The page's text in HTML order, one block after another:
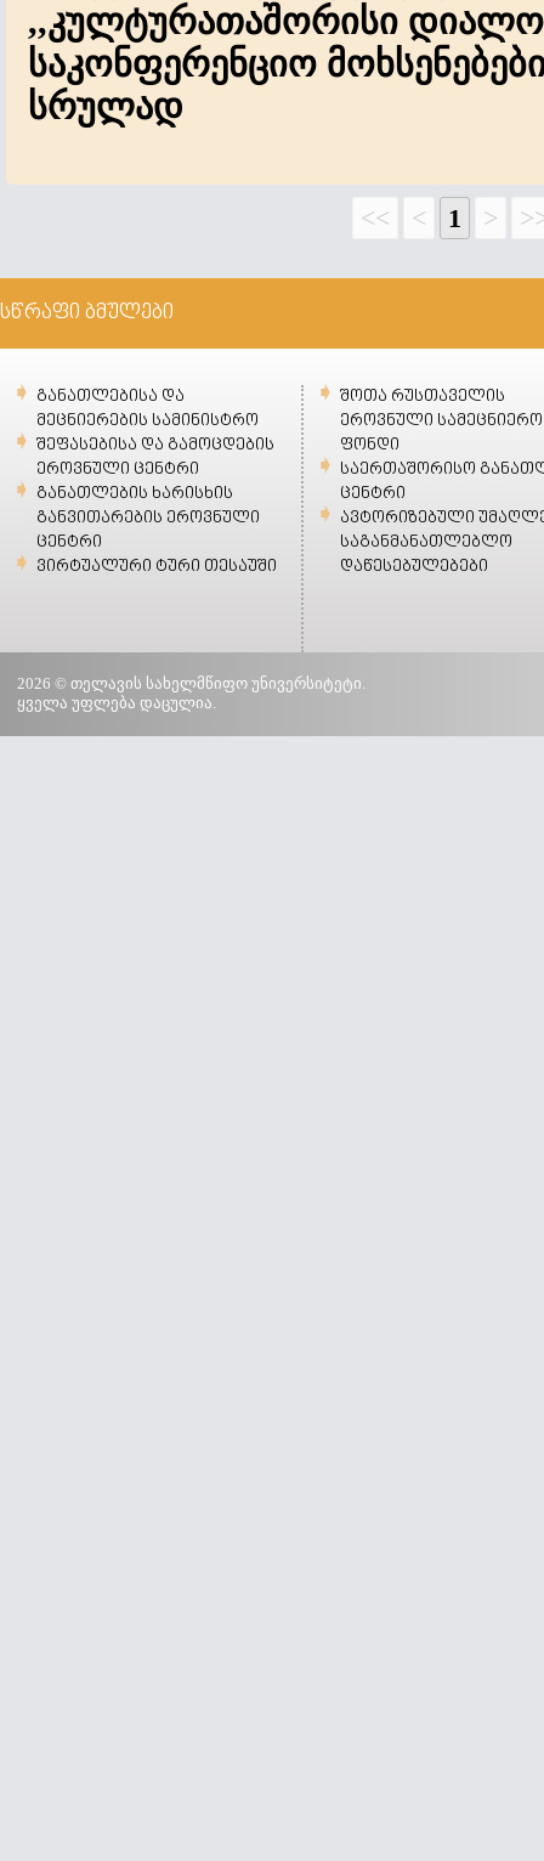
,,კულტურათაშორისი
საკონფერენციო
სრულად
<< < 1 >
სწრაფი ბმულები
განათლებისა და
მეცნიერების სამინისტრო
შეფასებისა და გამოცდების
ეროვნული ცენტრი
განათლების ხარისხის
განვითარების ეროვნული
ცენტრი
ვირტუალური ტური თესაუში
შოთა რუსთაველის
ეროვნული სამეცნიერო
ფონდი
საერთაშორისო
ცენტრი
ავტორიზებული
საგანმანათლებლო
დაწესებულებები
2026 © თელავის სახელმწიფო უნივერსიტეტი.
ყველა უფლება დაცულია.